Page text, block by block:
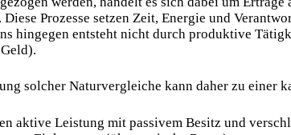
Prozesse setzen Zeit, Energie und
hingegen entsteht nicht durch produktive
solcher Naturvergleiche kann daher zu einer
aktive Leistung mit passivem Besitz und